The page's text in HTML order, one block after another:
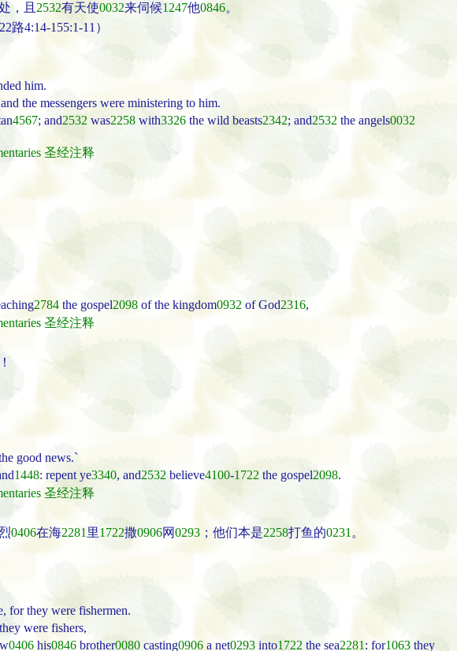
，且 2532有天使0032来伺候1247他0846。
4:14-155:1-11）
him.
the messengers were ministering to him.
4567; and2532 was2258 with3326 the wild beasts2342; and2532 the angels0032
圣经注释
2784 the gospel2098 of the kingdom0932 of God2316,
圣经注释
！
good news.`
1448: repent ye3340, and2532 believe4100-1722 the gospel2098.
圣经注释
0406在海2281 里1722撒0906网0293 ；他们本是2258打鱼的0231 。
for they were fishermen.
were fishers,
0406 his0846 brother0080 casting0906 a net0293 into1722 the sea2281 : for1063 they